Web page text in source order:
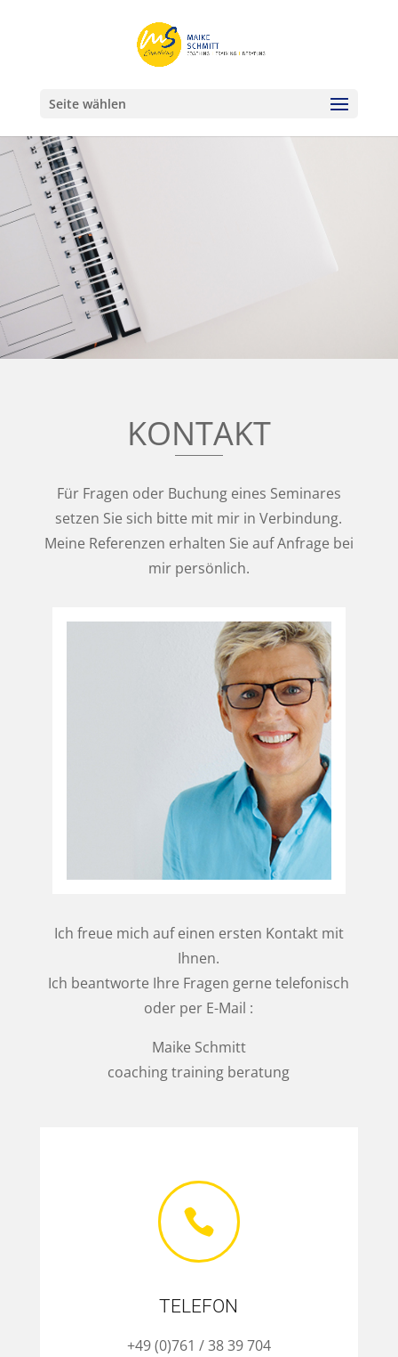
Seite wählen
KONTAKT
Für Fragen oder Buchung eines Seminares
setzen Sie sich bitte mit mir in Verbindung.
Meine Referenzen erhalten Sie auf Anfrage bei
mir persönlich.
Ich freue mich auf einen ersten Kontakt mit
Ihnen.
Ich beantworte Ihre Fragen gerne telefonisch
oder per E-Mail :
Maike Schmitt
coaching training beratung

TELEFON
+49 (0)761 / 38 39 704